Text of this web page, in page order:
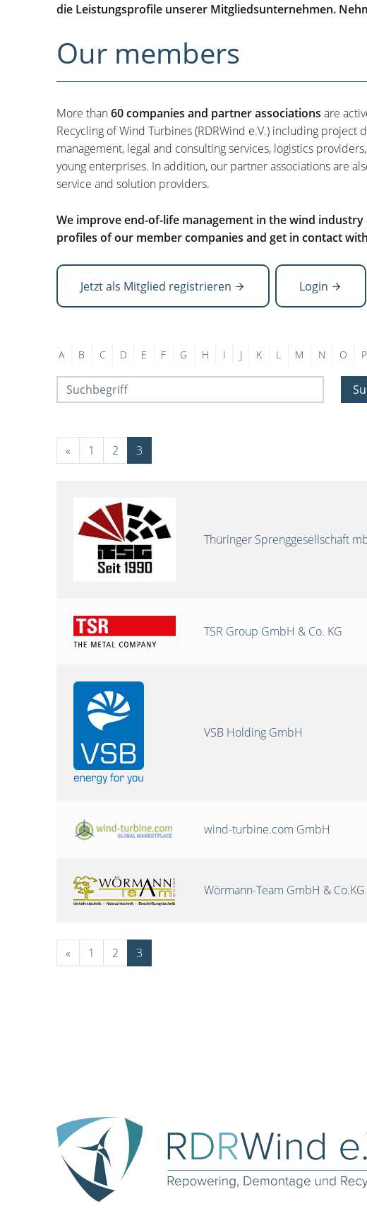
die Leistungsprofile unserer Mitgliedsunternehmen.
Our members
More than60 companies and partner associations are
Recycling of Wind Turbines (RDRWind e.V.) including
management, legal and consulting services, logistics
young enterprises. In addition, our partner associations are
service and solution providers.
We improve end-of-life management in the wind
profiles of our member companies and get in contact
Jetzt als Mitglied registrieren Login
A B C D E F G H I J K L M N O P
« 1 2 3
Thüringer Sprenggesellschaft
TSR Group GmbH & Co. KG
VSB Holding GmbH
wind-turbine.com GmbH
Wörmann-Team GmbH & Co.KG
« 1 2 3